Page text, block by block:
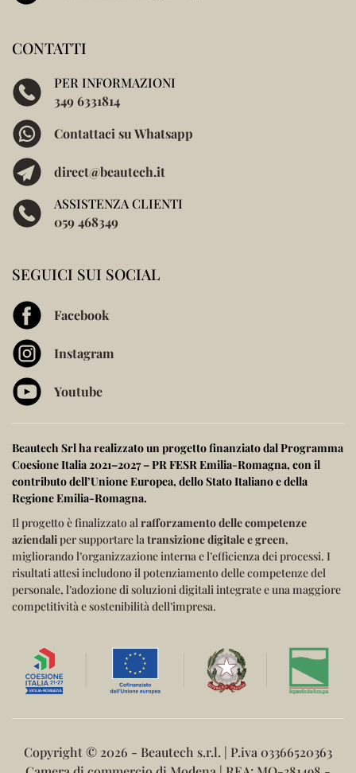
CONTATTI
PER INFORMAZIONI
349 6331814
Contattaci su Whatsapp
direct@beautech.it
ASSISTENZA CLIENTI
059 468349
SEGUICI SUI SOCIAL
Facebook
Instagram
Youtube
Beautech Srl ha realizzato un progetto finanziato dalProgramma
Coesione Italia 2021–2027 – PR FESR Emilia-Romagna, con il
contributo dell’Unione Europea, delloStato Italianoe della
Regione Emilia-Romagna.
Il progetto è finalizzato alrafforzamento delle competenze
aziendaliper supportare latransizione digitale e green,
migliorando l’organizzazione interna e l’efficienza dei processi. I
risultati attesi includono il potenziamento delle competenze del
personale, l’adozione di soluzioni digitali integrate e una maggiore
competitività e sostenibilità dell’impresa.
Copyright © 2026 - Beautech s.r.l. | P.iva 03366520363